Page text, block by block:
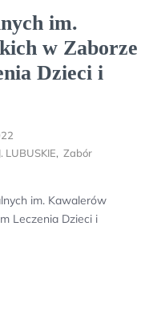
im.
w Zaborze
Dzieci i
LUBUSKIE, Zabór
im. Kawalerów
Leczenia Dzieci i